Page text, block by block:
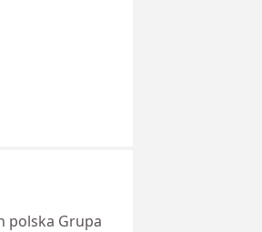
polska Grupa